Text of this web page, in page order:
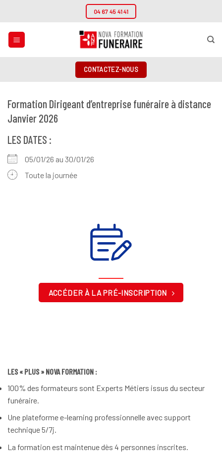
contenu
04 67 45 41 41
CONTACTEZ-NOUS
Formation Dirigeant d’entreprise funéraire à distance
Janvier 2026
LES DATES :
05/01/26 au 30/01/26
Toute la journée
ACCÉDER À LA PRÉ-INSCRIPTION
LES « PLUS » NOVA FORMATION :
100% des formateurs sont Experts Métiers issus du secteur
funéraire.
Une plateforme e-learning professionnelle avec support
technique 5/7j.
La formation est maintenue dès 4 personnes inscrites.